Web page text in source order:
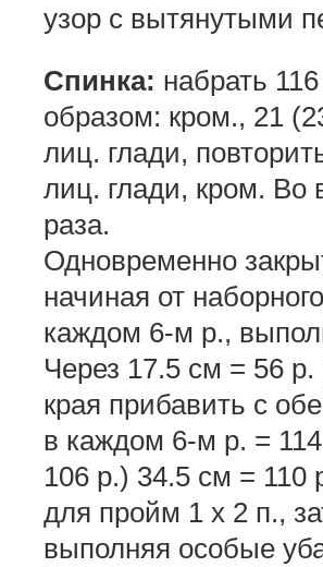
узор с вытянутыми
Спинка: набрать
образом: кром., 21
лиц. глади,
лиц. глади, кром. Во
раза.
Одновременно
начиная от
каждом 6-м р.,
Через 17.5 см = 56
края прибавить с
в каждом 6-м р. =
106 р.) 34.5 см = 110
для пройм 1 х 2 п.,
выполняя особые